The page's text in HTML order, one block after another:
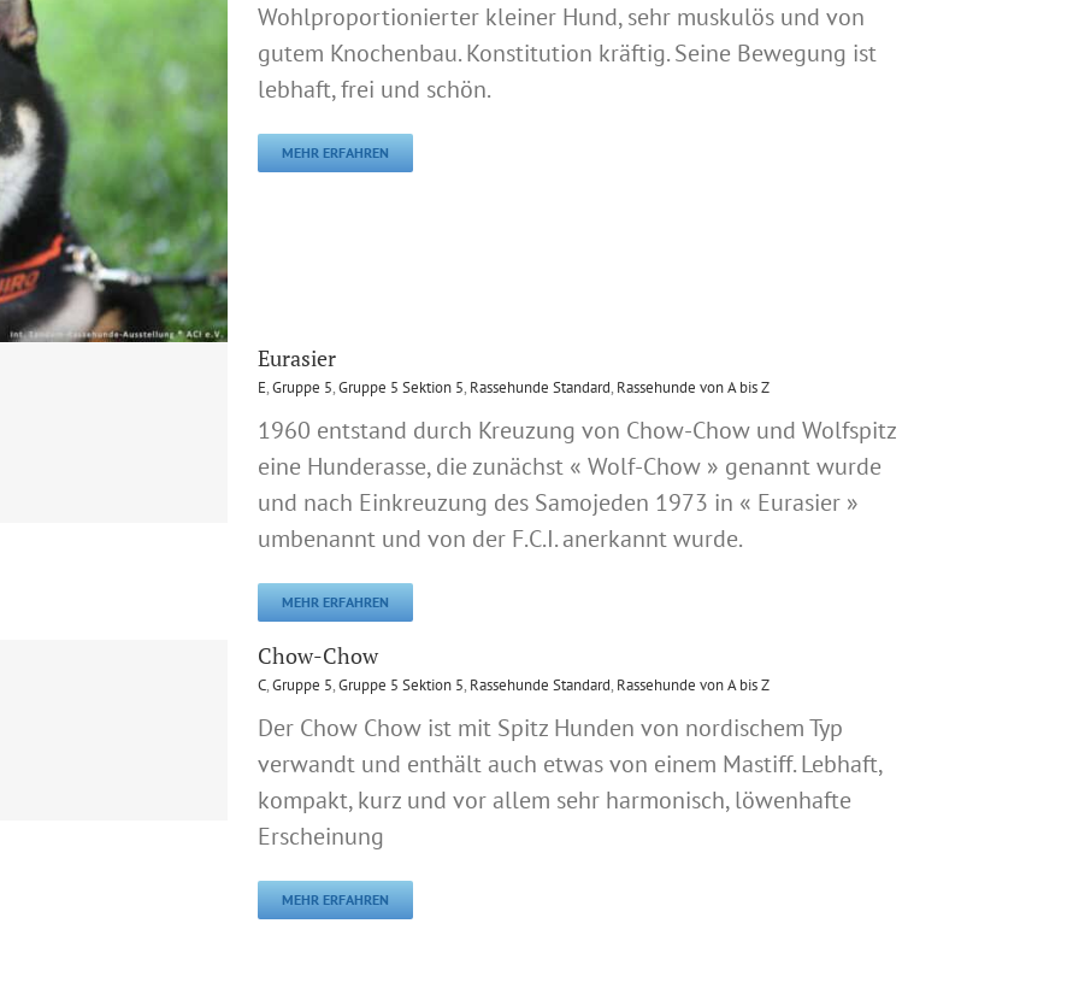
Wohlproportionierter kleiner Hund, sehr muskulös und von
gutem Knochenbau. Konstitution kräftig. Seine Bewegung ist
lebhaft, frei und schön.
MEHR ERFAHREN
Eurasier
E,Gruppe 5,Gruppe 5 Sektion 5, Rassehunde Standard, Rassehunde von A bis Z
1960 entstand durch Kreuzung von Chow-Chow und Wolfspitz
eine Hunderasse, die zunächst « Wolf-Chow » genannt wurde
und nach Einkreuzung des Samojeden 1973 in « Eurasier »
umbenannt und von der F.C.I. anerkannt wurde.
MEHR ERFAHREN
Chow-Chow
C,Gruppe 5,Gruppe 5 Sektion 5, Rassehunde Standard, Rassehunde von A bis Z
Der Chow Chow ist mit Spitz Hunden von nordischem Typ
verwandt und enthält auch etwas von einem Mastiff. Lebhaft,
kompakt, kurz und vor allem sehr harmonisch, löwenhafte
Erscheinung
MEHR ERFAHREN